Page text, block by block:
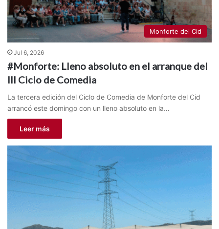
Monforte del Cid
Jul 6, 2026
#Monforte: Lleno absoluto en el arranque del
III Ciclo de Comedia
La tercera edición del Ciclo de Comedia de Monforte del Cid
arrancó este domingo con un lleno absoluto en la…
Leer más